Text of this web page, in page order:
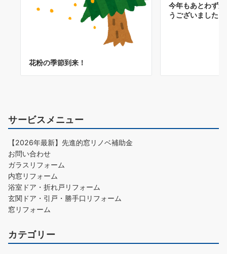
花粉の季節到来！
今年もあとわず
うございました！
サービスメニュー
【2026年最新】先進的窓リノベ補助金
お問い合わせ
ガラスリフォーム
内窓リフォーム
浴室ドア・折れ戸リフォーム
玄関ドア・引戸・勝手口リフォーム
窓リフォーム
カテゴリー